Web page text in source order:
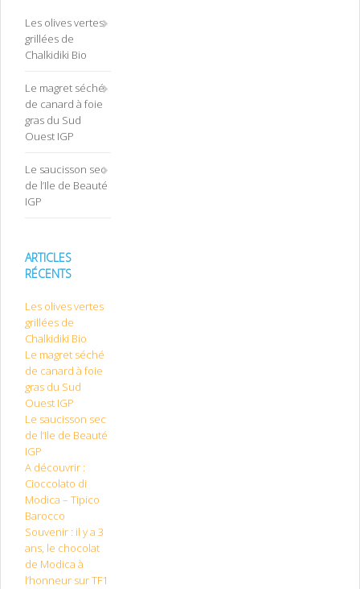
Les olives vertes
grillées de
Chalkidiki Bio
Le magret séché
de canard à foie
gras du Sud
Ouest IGP
Le saucisson sec
de l’Ile de Beauté
IGP
ARTICLES
RÉCENTS
Les olives vertes
grillées de
Chalkidiki Bio
Le magret séché
de canard à foie
gras du Sud
Ouest IGP
Le saucisson sec
de l’Ile de Beauté
IGP
A découvrir :
Cioccolato di
Modica – Tipico
Barocco
Souvenir : il y a 3
ans, le chocolat
de Modica à
l’honneur sur TF1